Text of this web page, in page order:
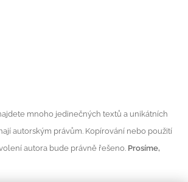
mnoho jedinečných textů a unikátních
autorským právům. Kopírování nebo použití
autora bude právně řešeno. Prosíme,